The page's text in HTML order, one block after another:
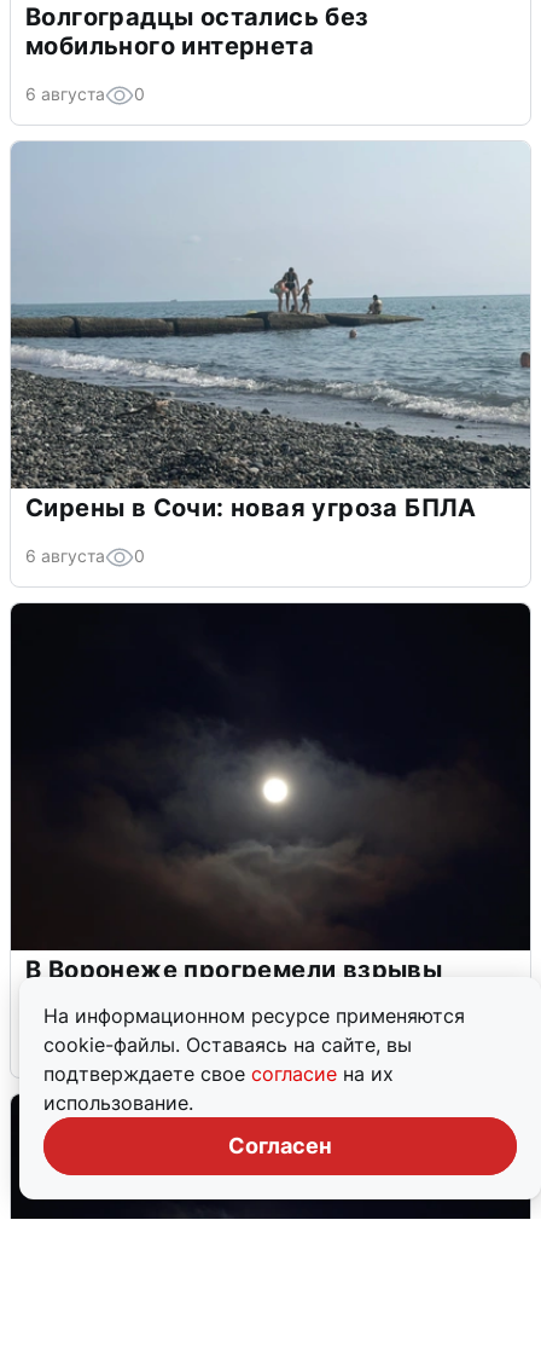
На информационном ресурсе применяются
cookie-файлы. Оставаясь на сайте, вы
подтверждаете свое согласие на их
использование.
Согласен
Волгоградцы остались без
мобильного интернета
6 августа 0
Сирены в Сочи: новая угроза БПЛА
6 августа 0
В Воронеже прогремели взрывы
5 августа 0